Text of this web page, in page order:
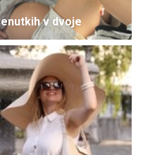
v dvoje